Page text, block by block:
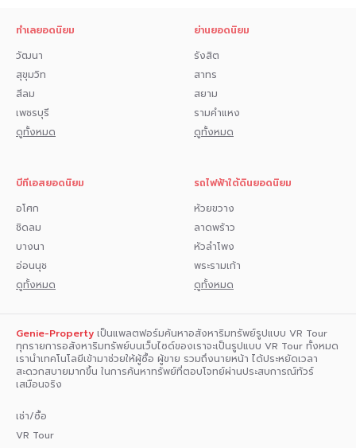
## สายด่วน📱 095-495-5463, 093-232-9888 ##
ทำเลยอดนิยม
วัฒนา
สุขุมวิท
สีลม
เพชรบุรี
ดูทั้งหมด
ย่านยอดนิยม
รังสิต
สาทร
สยาม
รามคำแหง
ดูทั้งหมด
บีทีเอสยอดนิยม
อโศก
ชิดลม
บางนา
อ่อนนุช
ดูทั้งหมด
รถไฟฟ้าใต้ดินยอดนิยม
ห้วยขวาง
ลาดพร้าว
หัวลำโพง
พระรามเก้า
ดูทั้งหมด
Genie-Property เป็นแพลตฟอร์มค้นหาอสังหาริมทรัพย์รูปแบบ VR Tour
ทุกรายการอสังหาริมทรัพย์บนเว็บไซด์ของเราจะเป็นรูปแบบ VR Tour ทั้งหมด
เรานำเทคโนโลยีเข้ามาช่วยให้ผู้ซื้อ ผู้ขาย รวมถึงนายหน้า ได้ประหยัดเวลา
สะดวกสบายมากขึ้น ในการค้นหาทรัพย์ที่ตอบโจทย์ผ่านประสบการณ์ทัวร์
เสมือนจริง
เช่า/ซื้อ
VR Tour